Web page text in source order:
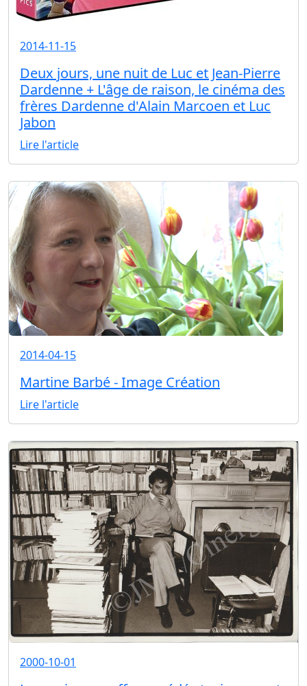
2014-11-15
Deux jours, une nuit de Luc et Jean-Pierre
Dardenne + L'âge de raison, le cinéma des
frères Dardenne d'Alain Marcoen et Luc
Jabon
Lire l'article
2014-04-15
Martine Barbé - Image Création
Lire l'article
2000-10-01